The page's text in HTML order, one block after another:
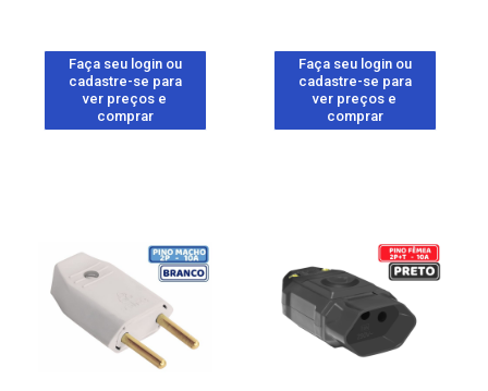
Faça seu login ou
cadastre-se para
ver preços e
comprar
Faça seu login ou
cadastre-se para
ver preços e
comprar